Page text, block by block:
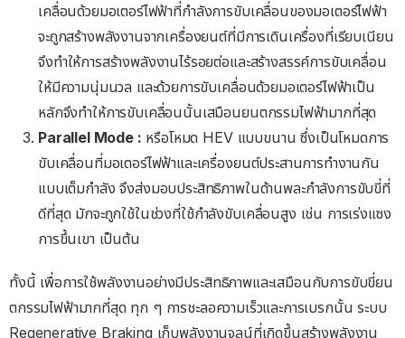
เคลื่อนด้วยมอเตอร์ไฟฟ้าที่กำลังการขับเคลื่อนของมอเตอร์ไฟฟ้า
จะถูกสร้างพลังงานจากเครื่องยนต์ที่มีการเดินเครื่องที่เรียบเนียน
จึงทำให้การสร้างพลังงานไร้รอยต่อและสร้างสรรค์การขับเคลื่อน
ให้มีความนุ่มนวล และด้วยการขับเคลื่อนด้วยมอเตอร์ไฟฟ้าเป็น
หลักจึงทำให้การขับเคลื่อนนั้นเสมือนยนตกรรมไฟฟ้ามากที่สุด
Parallel Mode : หรือโหมด HEV แบบขนาน ซึ่งเป็นโหมดการ
ขับเคลื่อนที่มอเตอร์ไฟฟ้าและเครื่องยนต์ประสานการทำงานกัน
แบบเต็มกำลัง จึงส่งมอบประสิทธิภาพในด้านพละกำลังการขับขี่ที่
ดีที่สุด มักจะถูกใช้ในช่วงที่ใช้กำลังขับเคลื่อนสูง เช่น การเร่งแซง
การขึ้นเขา เป็นต้น
ทั้งนี้ เพื่อการใช้พลังงานอย่างมีประสิทธิภาพและเสมือนกับการขับขี่ยน
ตกรรมไฟฟ้ามากที่สุด ทุก ๆ การชะลอความเร็วและการเบรกนั้น ระบบ
Regenerative Braking เก็บพลังงานจลน์ที่เกิดขึ้นสร้างพลังงาน